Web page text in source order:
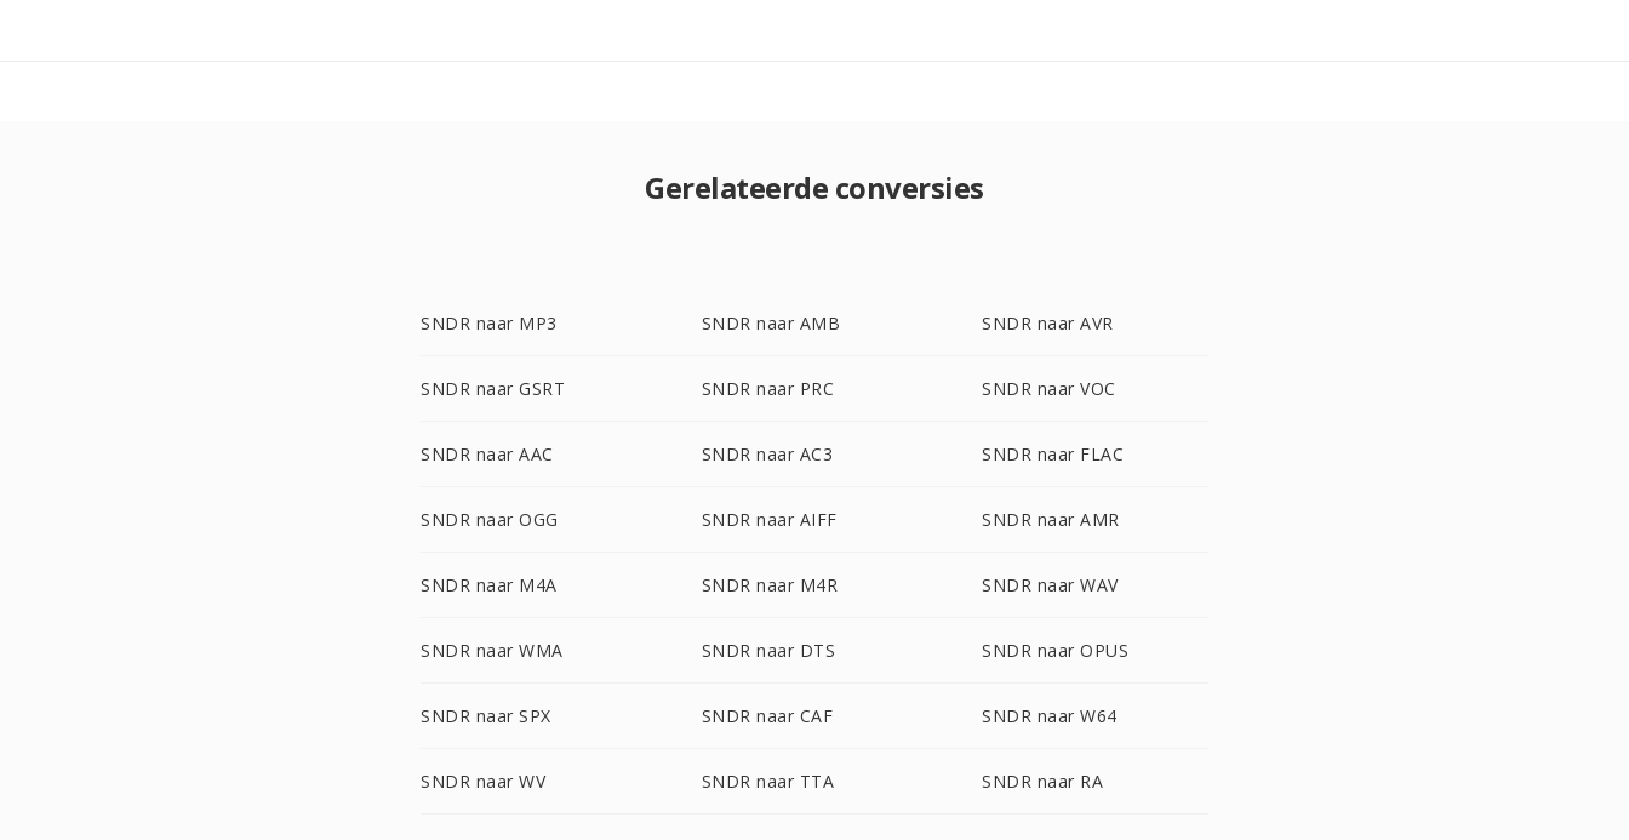
Gerelateerde conversies
SNDR naar MP3 SNDR naar AMB SNDR naar AVR
SNDR naar GSRT SNDR naar PRC SNDR naar VOC
SNDR naar AAC SNDR naar AC3 SNDR naar FLAC
SNDR naar OGG SNDR naar AIFF SNDR naar AMR
SNDR naar M4A SNDR naar M4R SNDR naar WAV
SNDR naar WMA SNDR naar DTS SNDR naar OPUS
SNDR naar SPX SNDR naar CAF SNDR naar W64
SNDR naar WV SNDR naar TTA SNDR naar RA